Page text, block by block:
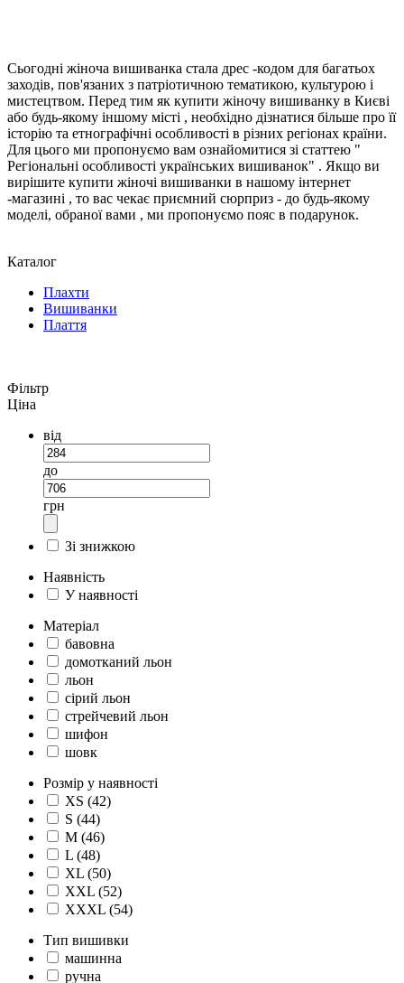
Сьогодні жіноча вишиванка стала дрес -кодом для багатьох
заходів, пов'язаних з патріотичною тематикою, культурою і
мистецтвом. Перед тим як купити жіночу вишиванку в Києві
або будь-якому іншому місті , необхідно дізнатися більше про її
історію та етнографічні особливості в різних регіонах країни.
Для цього ми пропонуємо вам ознайомитися зі статтею "
Регіональні особливості українських вишиванок" . Якщо ви
вирішите купити жіночі вишиванки в нашому інтернет
-магазині , то вас чекає приємний сюрприз - до будь-якому
моделі, обраної вами , ми пропонуємо пояс в подарунок.
Каталог
Плахти
Вишиванки
Плаття
Фільтр
Ціна
від
до
грн
Зі знижкою
Наявність
У наявності
Матеріал
бавовна
домотканий льон
льон
сірий льон
стрейчевий льон
шифон
шовк
Розмір у наявності
XS (42)
S (44)
M (46)
L (48)
XL (50)
XXL (52)
XXXL (54)
Тип вишивки
машинна
ручна